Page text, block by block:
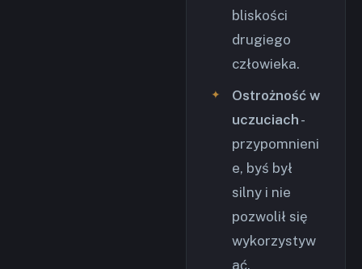
bliskości
drugiego
człowieka.
Ostrożność w
uczuciach -
przypomnieni
e, byś był
silny i nie
pozwolił się
wykorzystyw
ać.